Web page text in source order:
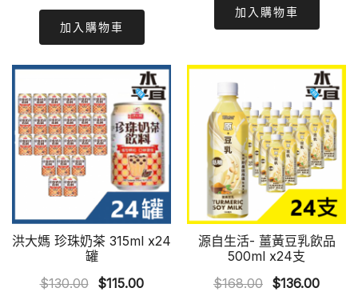
was:
$168.00.
加入購物車
was:
$130.00.
加入購物車
洪大媽 珍珠奶茶 315ml x24
罐
$130.00
Original
$115.00Current
源自生活- 薑黃豆乳飲品
500ml x24支
$168.00 Original
$136.00